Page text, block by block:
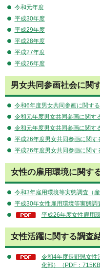
令和元年度
平成30年度
平成29年度
平成28年度
平成27年度
平成26年度
男女共同参画社会に関
令和6年度男女共同参画に関す
令和元年度男女共同参画に関す
令和元年度男女共同参画に関す
平成26年度男女共同参画に関す
平成26年度男女共同参画に関す
女性の雇用環境に関す
令和3年雇用環境等実態調査（産
平成30年女性雇用環境等実態調
平成26年度女性雇用
女性活躍に関する調査
令和4年度長野県女性
化部）（PDF：715KB